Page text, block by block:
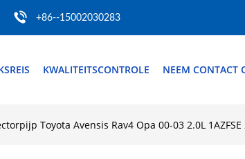
+86--15002030283
KWALITEITSCONTROLE NEEM CONTACT
Toyota Avensis Rav4 Opa 00-03 2.0L 1AZFSE